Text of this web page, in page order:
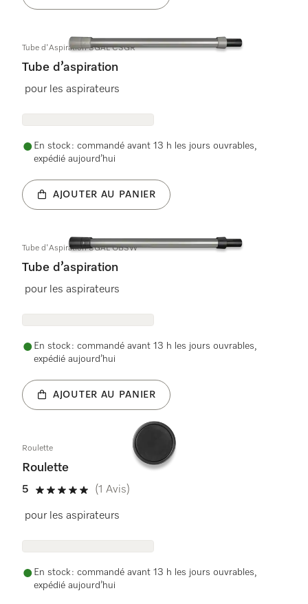
Tube d'Aspiration SGAL CSGR
Tube d’aspiration
pour les aspirateurs
En stock : commandé avant 13 h les jours ouvrables,
expédié aujourd’hui
AJOUTER AU PANIER
Tube d'Aspiration SGAL OBSW
Tube d’aspiration
pour les aspirateurs
En stock : commandé avant 13 h les jours ouvrables,
expédié aujourd’hui
AJOUTER AU PANIER
Roulette
Roulette
5
5 étoiles sur 5
(1 Avis)
pour les aspirateurs
En stock : commandé avant 13 h les jours ouvrables,
expédié aujourd’hui